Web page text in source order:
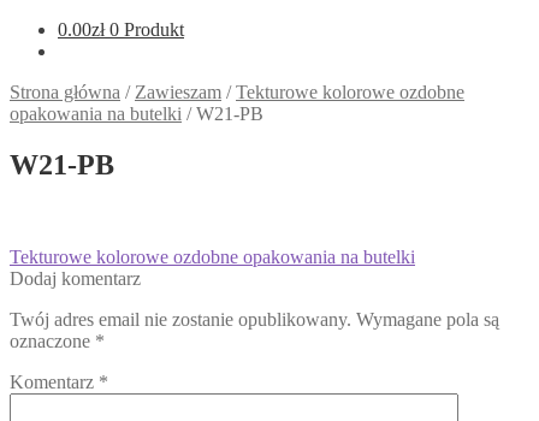
0.00zł 0 Produkt
Strona główna / Zawieszam /Tekturowe kolorowe ozdobne
opakowania na butelki /W21-PB
W21-PB
Nawigacja
wpisu
Poprzedni
wpis:
Tekturowe kolorowe ozdobne opakowania na butelki
Dodaj komentarz
Twój adres email nie zostanie opublikowany. Wymagane pola są
oznaczone *
Komentarz *